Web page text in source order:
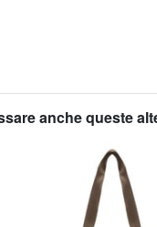
anche queste